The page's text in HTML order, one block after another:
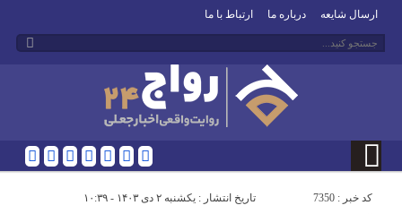
ارسال شایعه درباره ما ارتباط با ما
کد خبر : 7350 تاریخ انتشار : یکشنبه ۲ دی ۱۴۰۳ - ۱۰:۳۹